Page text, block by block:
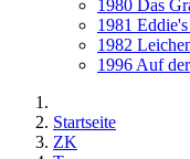
1980 Das
1981
1982
1996 Auf
Startseite
ZK